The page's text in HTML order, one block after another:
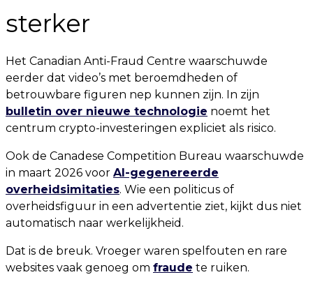
sterker
Het Canadian Anti-Fraud Centre waarschuwde
eerder dat video’s met beroemdheden of
betrouwbare figuren nep kunnen zijn. In zijn
bulletin over nieuwe technologie noemt het
centrum crypto-investeringen expliciet als risico.
Ook de Canadese Competition Bureau waarschuwde
in maart 2026 voor AI-gegenereerde
overheidsimitaties. Wie een politicus of
overheidsfiguur in een advertentie ziet, kijkt dus niet
automatisch naar werkelijkheid.
Dat is de breuk. Vroeger waren spelfouten en rare
websites vaak genoeg om fraude te ruiken.